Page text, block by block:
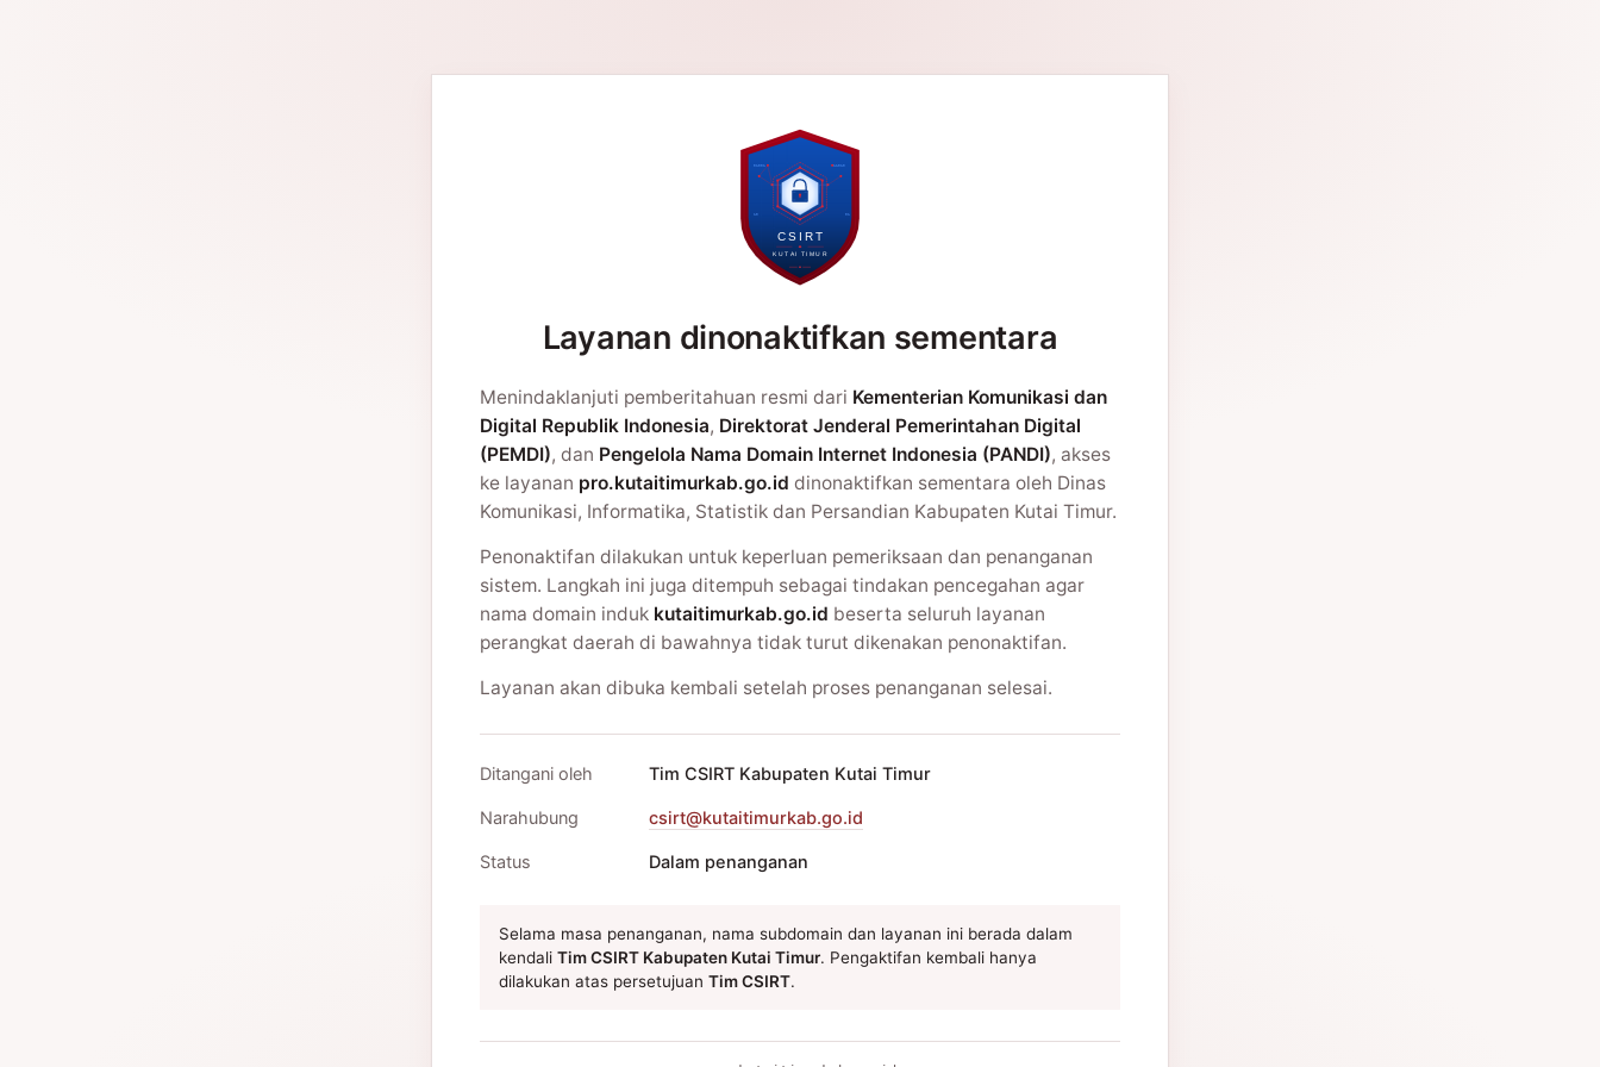
Layanan dinonaktifkan sementara
Menindaklanjuti pemberitahuan resmi dari Kementerian Komunikasi dan
Digital Republik Indonesia, Direktorat Jenderal Pemerintahan Digital
(PEMDI), dan Pengelola Nama Domain Internet Indonesia (PANDI), akses
ke layanan pro.kutaitimurkab.go.id dinonaktifkan sementara oleh Dinas
Komunikasi, Informatika, Statistik dan Persandian Kabupaten Kutai Timur.
Penonaktifan dilakukan untuk keperluan pemeriksaan dan penanganan
sistem. Langkah ini juga ditempuh sebagai tindakan pencegahan agar
nama domain induk kutaitimurkab.go.id beserta seluruh layanan
perangkat daerah di bawahnya tidak turut dikenakan penonaktifan.
Layanan akan dibuka kembali setelah proses penanganan selesai.
Ditangani oleh Tim CSIRT Kabupaten Kutai Timur
Narahubung csirt@kutaitimurkab.go.id
Status Dalam penanganan
Selama masa penanganan, nama subdomain dan layanan ini berada dalam
kendali Tim CSIRT Kabupaten Kutai Timur. Pengaktifan kembali hanya
dilakukan atas persetujuan Tim CSIRT.